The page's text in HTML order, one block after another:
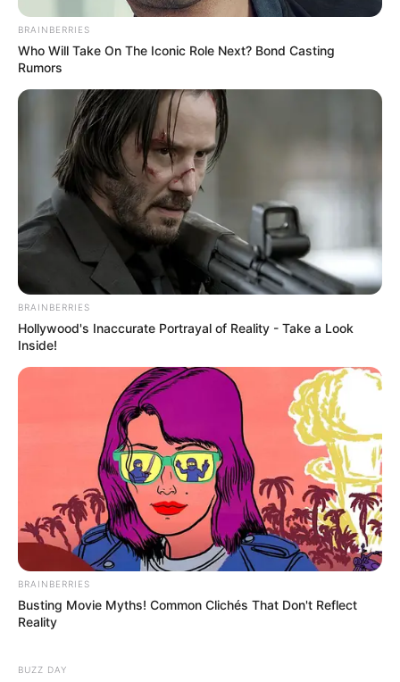
BRAINBERRIES
Who Will Take On The Iconic Role Next? Bond Casting
Rumors
BRAINBERRIES
Hollywood's Inaccurate Portrayal of Reality - Take a Look
Inside!
BRAINBERRIES
Busting Movie Myths! Common Clichés That Don't Reflect
Reality
BUZZ DAY